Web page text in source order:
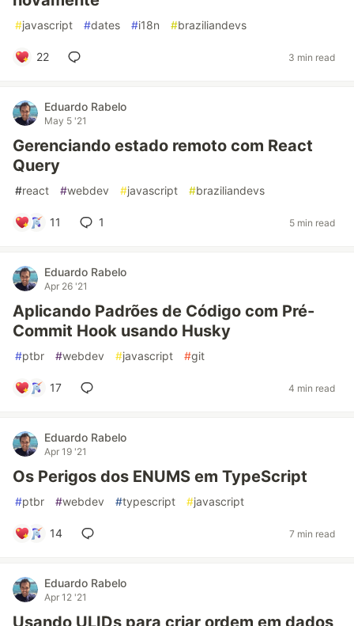
#javascript #dates #i18n #braziliandevs
22 3 min read
Eduardo Rabelo
May 5 '21
Gerenciando estado remoto com React
Query
#react #webdev #javascript #braziliandevs
11 1 5 min read
Eduardo Rabelo
Apr 26 '21
Aplicando Padrões de Código com Pré-
Commit Hook usando Husky
#ptbr #webdev #javascript #git
17 4 min read
Eduardo Rabelo
Apr 19 '21
Os Perigos dos ENUMS em TypeScript
#ptbr #webdev #typescript #javascript
14 7 min read
Eduardo Rabelo
Apr 12 '21
Usando ULIDs para criar ordem em dados